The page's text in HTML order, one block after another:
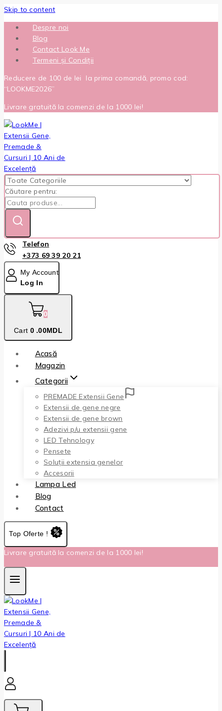
Skip to content
Despre noi
Blog
Contact Look Me
Termeni și Condiții
Reducere de 100 de lei la prima comandă, promo cod:
“LOOKME2026”
Livrare gratuită la comenzi de la 1000 lei!
Căutare pentru:
Telefon
+373 69 39 20 21
My Account
Log In
0
Cart 0 .00MDL
Acasă
Magazin
Categorii
PREMADE Extensii Gene
Extensii de gene negre
Extensii de gene brown
Adezivi p/u extensii gene
LED Tehnology
Pensete
Soluții extensia genelor
Accesorii
Lampa Led
Blog
Contact
Top Oferte !
Livrare gratuită la comenzi de la 1000 lei!